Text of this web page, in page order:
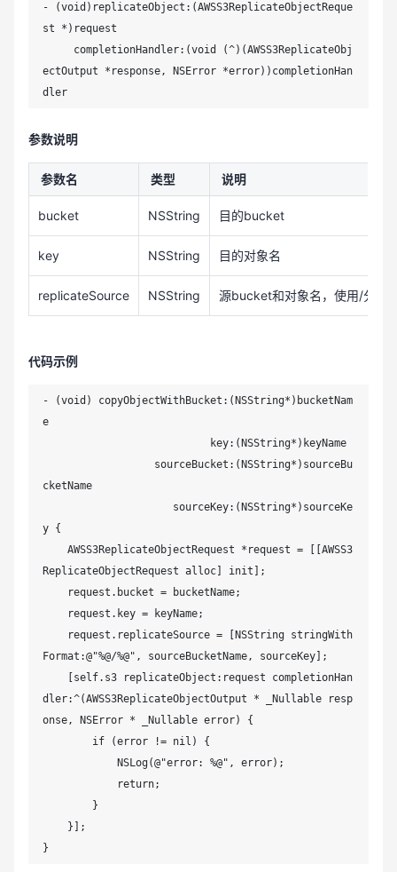
- (void)replicateObject:(AWSS3ReplicateObjectReque
st *)request
ectOutput *response, NSError *error))completionHan
dler
参数说明
参数名 类型 说明
bucket NSString 目的bucket
key NSString 目的对象名
replicateSource NSString 源bucket和对象名，使用/分割
代码示例
- (void) copyObjectWithBucket:(NSString*)bucketNam
e
cketName
y {
ReplicateObjectRequest alloc] init];
Format:@"%@/%@", sourceBucketName, sourceKey];
dler:^(AWSS3ReplicateObjectOutput * _Nullable resp
onse, NSError * _Nullable error) {
}